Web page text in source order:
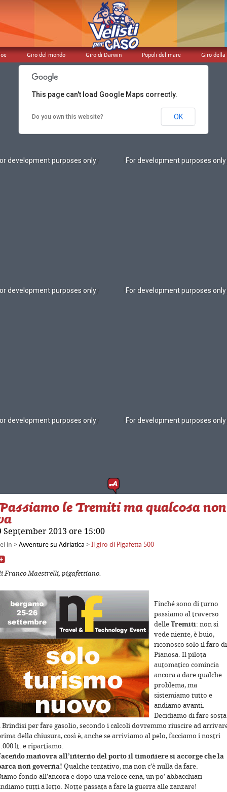
Giro del mondo Giro di Darwin Popoli del mare Giro della
development purposes only For development purposes only
For development purposes only
For development purposes only
development purposes only For development purposes only
development purposes only For development purposes only
For development purposes only
development purposes only
This page can't load Google Maps correctly.
Do you own this website? OK
le Tremiti ma qualcosa non
September 2013 ore 15:00
in > Avventure su Adriatica > Il giro di Pigafetta 500
Franco Maestrelli, pigafettiano.
Finché sono di turno
passiamo al traverso
delle Tremiti: non si
vede niente, è buio,
riconosco solo il faro di
Pianosa. Il pilota
automatico comincia
ancora a dare qualche
problema, ma
sistemiamo tutto e
andiamo avanti.
Decidiamo di fare sosta
Brindisi per fare gasolio, secondo i calcoli dovremmo riuscire ad
della chiusura, così è, anche se arriviamo al pelo, facciamo i nostri
lt. e ripartiamo.
manovra all’interno del porto il timoniere si accorge che la
non governa! Qualche tentativo, ma non c’è nulla da fare.
fondo all’ancora e dopo una veloce cena, un po’ abbacchiati
tutti a letto. Notte passata a fare la guerra alle zanzare!